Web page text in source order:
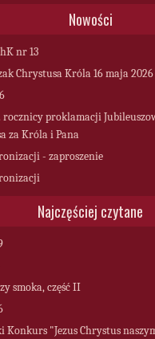
Nowości
nr 13
Chrystusa Króla 16 maja
rocznicy proklamacji
za Króla i Pana
- zaproszenie
Najczęściej czytane
smoka, część II
Konkurs "Jezus Chrystus